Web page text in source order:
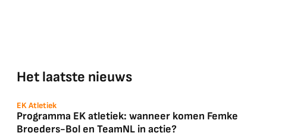
Het laatste nieuws
EK Atletiek
Programma EK atletiek: wanneer komen Femke
Broeders-Bol en TeamNL in actie?